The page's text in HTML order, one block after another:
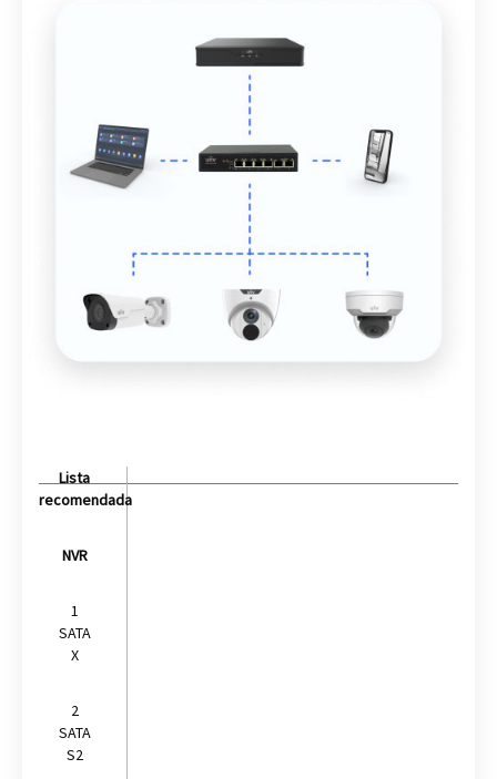
Lista
recomendada
NVR
1
SATA
X
2
SATA
S2